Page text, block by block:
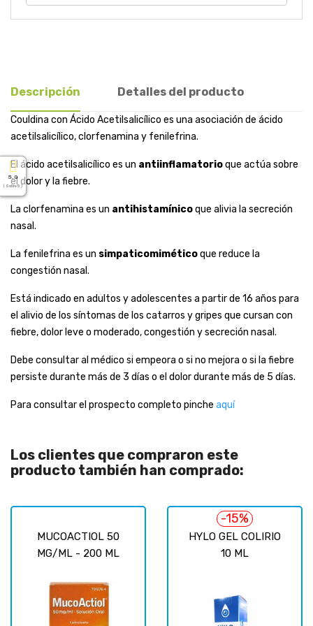
Descripción Detalles del producto
Couldina con Ácido Acetilsalicílico es una asociación de ácido
acetilsalicílico, clorfenamina y fenilefrina.
El ácido acetilsalicílico es un antiinflamatorioque actúa sobre
el dolor y la fiebre.
La clorfenamina es un antihistamínicoque alivia la secreción
nasal.
La fenilefrina es un simpaticomiméticoque reduce la
congestión nasal.
Está indicado en adultos y adolescentes a partir de 16 años para
el alivio de los síntomas de los catarros y gripes que cursan con
fiebre, dolor leve o moderado, congestión y secreción nasal.
Debe consultar al médico si empeora o si no mejora o si la fiebre
persiste durante más de 3 días o el dolor durante más de 5 días.
Para consultar el prospecto completo pinche aquí
Los clientes que compraron este
producto también han comprado:
MUCOACTIOL 50
MG/ML - 200 ML
HYLO GEL COLIRIO
10 ML
-15%
5.0
( Sobre 5 )